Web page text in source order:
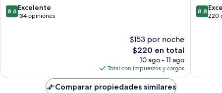
8.6
de
8.6 Excelente
134 opiniones
$153 por noche
El
precio
actual
es
de
$220 en total
10 ago - 11 ago
Total con impuestos y cargos
8.8
de
8.8
220
Comparar propiedades similares